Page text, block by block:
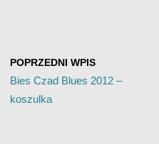
POPRZEDNI WPIS
Bies Czad Blues 2012 –
koszulka